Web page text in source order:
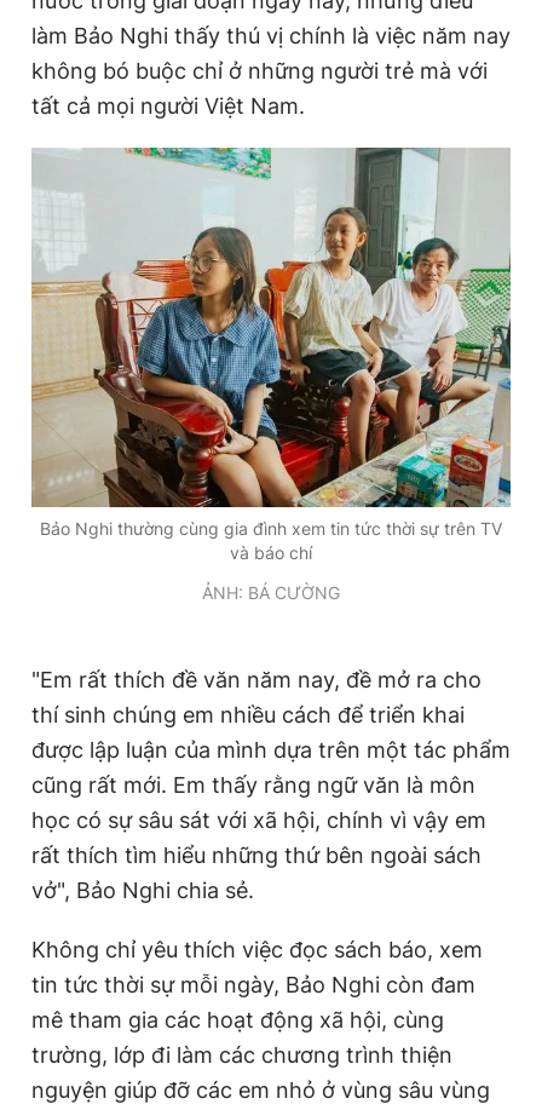
làm Bảo Nghi thấy thú vị chính là việc năm nay
không bó buộc chỉ ở những người trẻ mà với
tất cả mọi người Việt Nam.
Bảo Nghi thường cùng gia đình xem tin tức thời sự trên TV
và báo chí
ẢNH: BÁ CƯỜNG
"Em rất thích đề văn năm nay, đề mở ra cho
thí sinh chúng em nhiều cách để triển khai
được lập luận của mình dựa trên một tác phẩm
cũng rất mới. Em thấy rằng ngữ văn là môn
học có sự sâu sát với xã hội, chính vì vậy em
rất thích tìm hiểu những thứ bên ngoài sách
vở", Bảo Nghi chia sẻ.
Không chỉ yêu thích việc đọc sách báo, xem
tin tức thời sự mỗi ngày, Bảo Nghi còn đam
mê tham gia các hoạt động xã hội, cùng
trường, lớp đi làm các chương trình thiện
nguyện giúp đỡ các em nhỏ ở vùng sâu vùng